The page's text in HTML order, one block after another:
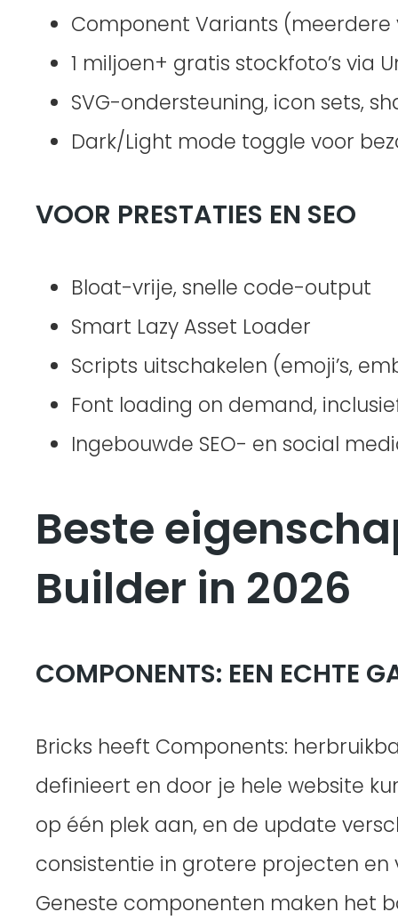
Component Variants
1 miljoen+ gratis stockfoto’s via
SVG-ondersteuning, icon sets,
Dark/Light mode toggle voor
VOOR PRESTATIES EN SEO
Bloat-vrije, snelle code-output
Smart Lazy Asset Loader
Scripts uitschakelen (emoji’s,
Font loading on demand,
Ingebouwde SEO- en social
Beste
Builder in 2026
COMPONENTS: EEN ECHTE
Bricks heeft Components:
definieert en door je hele website
op één plek aan, en de update
consistentie in grotere projecten en
Geneste componenten maken het